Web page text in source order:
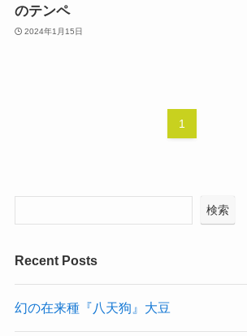
のテンペ
2024年1月15日
1
検索
Recent Posts
幻の在来種『八天狗』大豆